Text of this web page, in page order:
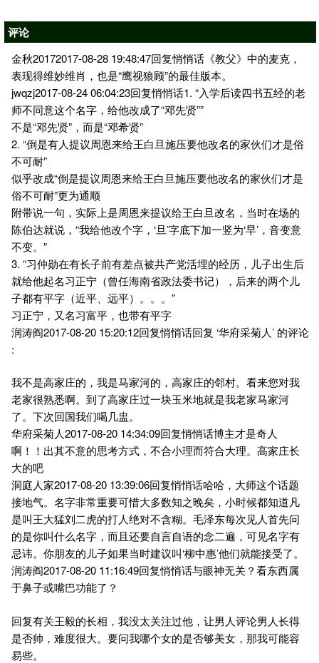
评论
金秋20172017-08-28 19:48:47回复悄悄话《教父》中的麦克，
表现得维妙维肖，也是“鹰视狼顾”的最佳版本。
jwqzj2017-08-24 06:04:23回复悄悄话1. “入学后读四书五经的老
师不同意这个名字，给他改成了“邓先贤””
不是“邓先贤”，而是“邓希贤”
2. “倒是有人提议周恩来给王白旦施压要他改名的家伙们才是俗
不可耐”
似乎改成“倒是提议周恩来给王白旦施压要他改名的家伙们才是
俗不可耐”更为通顺
附带说一句，实际上是周恩来提议给王白旦改名，当时在场的
陈伯达就说，“我给他改个字，‘旦’字底下加一竖为‘早’，音变意
不变。”
3. “习仲勋在有长子前有差点被共产党活埋的经历，儿子出生后
就给他起名习正宁（曾任海南省政法委书记），后来的两个儿
子都有平字（近平、远平）。。。”
习正宁，又名习富平，也带有平字
润涛阎2017-08-20 15:20:12回复悄悄话回复 ‘华府采菊人’ 的评论
:
我不是高家庄的，我是马家河的，高家庄的邻村。看来您对我
老家很熟悉啊。到了高家庄过一块玉米地就是我老家马家河
了。下次回国我们喝几盅。
华府采菊人2017-08-20 14:34:09回复悄悄话博主才是奇人
啊！！出其不意的思考方式，不合小理而符合大理。高家庄长
大的吧
洞庭人家2017-08-20 13:39:06回复悄悄话哈哈，大师这个话题
接地气。名字非常重要可惜大多数知之晚矣，小时候都知道凡
是叫王大猛刘二虎的打人绝对不含糊。毛泽东每次见人首先问
的是你叫什么名字，而且还要自言自语的念二遍，可见名字有
忌讳。你朋友的儿子如果当时建议叫‘柳中惠’他们就能接受了。
润涛阎2017-08-20 11:16:49回复悄悄话与眼神无关？看东西属
于鼻子或嘴巴功能了？
回复有关王毅的长相，我没太关注过他，让男人评论男人长得
是否帅，难度很大。要问我哪个女的是否够美女，那我可能容
易些。